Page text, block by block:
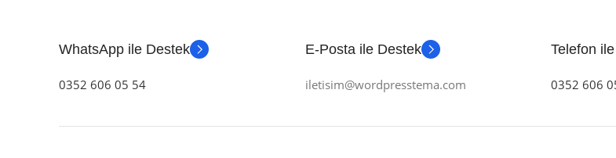
WhatsApp ile Destek
0352 606 05 54
E-Posta ile Destek
iletisim@wordpresstema.com
Telefon
0352 606